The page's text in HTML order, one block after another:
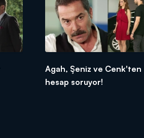
Agah, Şeniz ve Cenk'ten
hesap soruyor!